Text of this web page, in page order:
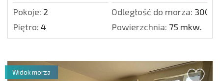
Pokoje: 2 Odległość do morza: 300
Piętro: 4 Powierzchnia: 75 mkw.
Widok morza